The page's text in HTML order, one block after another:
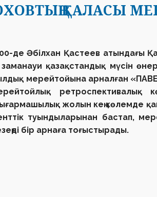
ҚАЛАСЫ
де Әбілхан Қастеев атындағы
заманауи қазақстандық мүсін
мерейтойына арналған
ретроспективалық
жолын кең көлемде
туындыларынан бастап,
бір арнаға тоғыстырады.